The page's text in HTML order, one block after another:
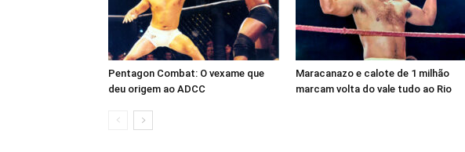
Pentagon Combat: O vexame que
deu origem ao ADCC
Maracanazo e calote de 1 milhão
marcam volta do vale tudo ao Rio